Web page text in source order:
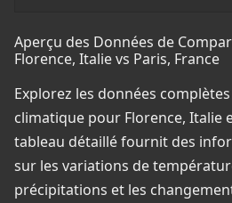
Aperçu des Données de
Florence, Italie vs Paris, France
Explorez les données
climatique pour Florence, Italie
tableau détaillé fournit des
sur les variations de
précipitations et les